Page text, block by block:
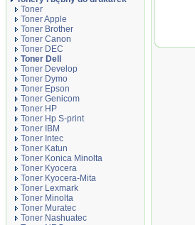
Toner
Toner Apple
Toner Brother
Toner Canon
Toner DEC
Toner Dell
Toner Develop
Toner Dymo
Toner Epson
Toner Genicom
Toner HP
Toner Hp S-print
Toner IBM
Toner Intec
Toner Katun
Toner Konica Minolta
Toner Kyocera
Toner Kyocera-Mita
Toner Lexmark
Toner Minolta
Toner Muratec
Toner Nashuatec